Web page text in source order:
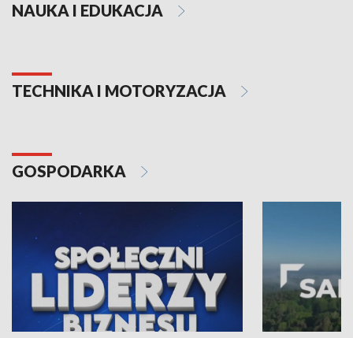
NAUKA I EDUKACJA
TECHNIKA I MOTORYZACJA
GOSPODARKA